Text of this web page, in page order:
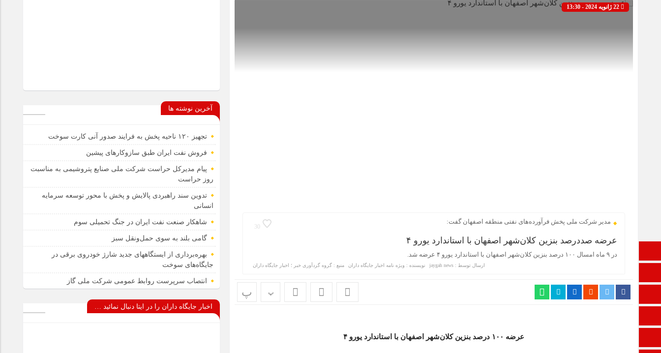
صفحه نخست
اپلیکیشن سایت
30
مدیر شرکت ملی پخش فرآورده‌های نفتی منطقه اصفهان گفت:
عرضه صددرصد بنزین کلان‌شهر اصفهان با استاندارد یورو ۴
در ۹ ماه امسال ۱۰۰ درصد بنزین کلان‌شهر اصفهان با استاندارد یورو ۴ عرضه شد.
ارسال توسط : jaygah news نویسنده : ويژه نامه اخبار جايگاه داران منبع : گروه گردآوری خبر ؛ اخبار جایگاه داران
پ پ
عرضه ۱۰۰ درصد بنزین کلان‌شهر اصفهان با استاندارد یورو ۴
آخرین نوشته ها
تجهیز ۱۲۰ ناحیه پخش به فرایند صدور آنی کارت سوخت
فروش نفت ایران طبق سازوکارهای پیشین
پیام مدیرکل حراست شرکت ملی صنایع پتروشیمی به مناسبت
روز حراست
تدوین سند راهبردی پالایش و پخش با محور توسعه سرمایه
انسانی
شاهکار صنعت نفت ایران در جنگ تحمیلی سوم
گامی بلند به سوی حمل‌ونقل سبز
بهره‌برداری از ایستگاههای جدید شارژ خودروی برقی در
جایگاه‌های سوخت
انتصاب سرپرست روابط عمومی شرکت ملی گاز
اخبار جایگاه داران را در ایتا دنبال نمائید …